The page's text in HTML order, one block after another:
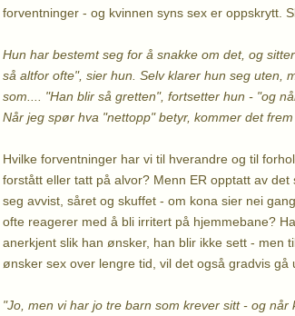
forventninger - og kvinnen syns sex er oppskrytt.
Hun har bestemt seg for å snakke om det, og
så altfor ofte", sier hun. Selv klarer hun seg uten,
som.... "Han blir så gretten", fortsetter hun - "og
Når jeg spør hva "nettopp" betyr, kommer det
Hvilke forventninger har vi til hverandre og til
forstått eller tatt på alvor? Menn ER opptatt av
seg avvist, såret og skuffet - om kona sier nei
ofte reagerer med å bli irritert på hjemmebane?
anerkjent slik han ønsker, han blir ikke sett - men
ønsker sex over lengre tid, vil det også gradvis gå
"Jo, men vi har jo tre barn som krever sitt - og